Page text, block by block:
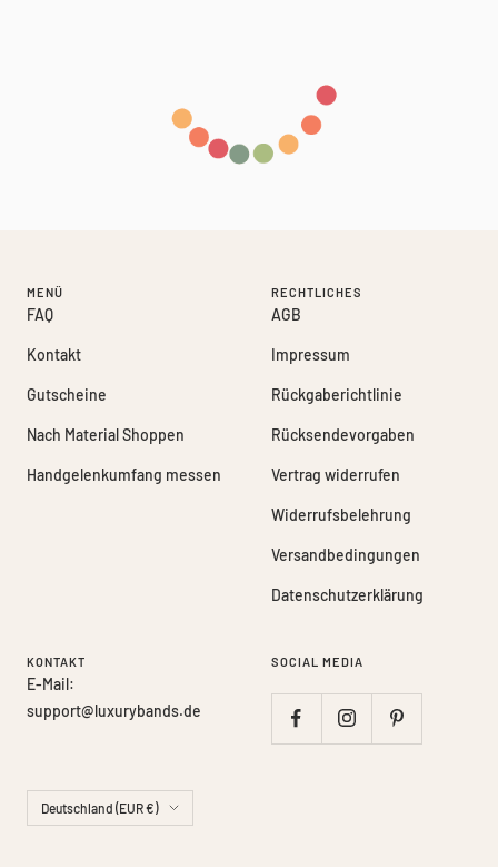
MENÜ
FAQ
Kontakt
Gutscheine
Nach Material Shoppen
Handgelenkumfang messen
RECHTLICHES
AGB
Impressum
Rückgaberichtlinie
Rücksendevorgaben
Vertrag widerrufen
Widerrufsbelehrung
Versandbedingungen
Datenschutzerklärung
KONTAKT
E-Mail:
support@luxurybands.de
SOCIAL MEDIA
Land/Region
Deutschland (EUR €)